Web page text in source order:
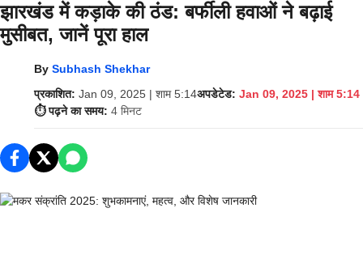
झारखंड में कड़ाके की ठंड: बर्फीली हवाओं ने बढ़ाई
मुसीबत, जानें पूरा हाल
By Subhash Shekhar
प्रकाशित: Jan 09, 2025 | शाम 5:14अपडेटेड: Jan 09, 2025 | शाम 5:14
⏱️ पढ़ने का समय: 4 मिनट